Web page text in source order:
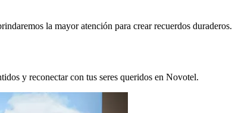
la mayor atención para crear recuerdos duraderos.
y reconectar con tus seres queridos en Novotel.